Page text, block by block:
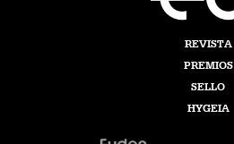
REVISTA
PREMIOS
SELLO
HYGEIA